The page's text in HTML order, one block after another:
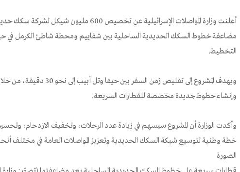
أعلنت وزارة المواصلات الإسرائيلية عن تخصيص 600
مضاعفة خطوط السكك الحديدية الساحلية بين شفاييم ومحطة شاطئ الكرمل في
التخطيط.
ويهدف المشروع إلى تقليص زمن السفر
وإنشاء خطوط جديدة مخصصة للقطارات السريعة.
وأكدت الوزارة أن المشروع سيسهم في زيادة عدد الرحلات، وتخفيف الازدحام،
خطة وطنية لتوسيع شبكة السكك الحديدية وتعزيز المواصلات العامة في مختلف
الصورة